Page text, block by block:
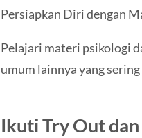
Persiapkan Diri dengan
Pelajari materi psikologi
umum lainnya yang
Ikuti Try Out dan